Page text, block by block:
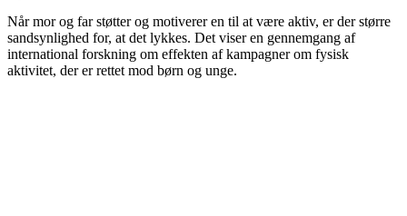
Når mor og far støtter og motiverer en til at være aktiv, er der større
sandsynlighed for, at det lykkes. Det viser en gennemgang af
international forskning om effekten af kampagner om fysisk
aktivitet, der er rettet mod børn og unge.